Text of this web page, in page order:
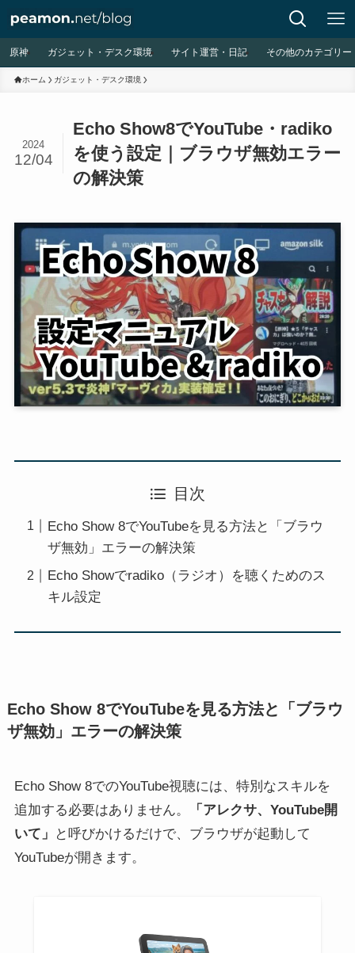
原神 ガジェット・デスク環境 サイト運営・日記 その他のカテゴリー
ホーム ガジェット・デスク環境
Echo Show8でYouTube・radiko
を使う設定｜ブラウザ無効エラー
の解決策
2024
12/04
目次
Echo Show 8でYouTubeを見る方法と「ブラウ
ザ無効」エラーの解決策
Echo Showでradiko（ラジオ）を聴くためのス
キル設定
Echo Show 8でYouTubeを見る方法と「ブラウ
ザ無効」エラーの解決策
Echo Show 8でのYouTube視聴には、特別なスキルを
追加する必要はありません。
「アレクサ、YouTube開
いて」
と呼びかけるだけで、ブラウザが起動して
YouTubeが開きます。